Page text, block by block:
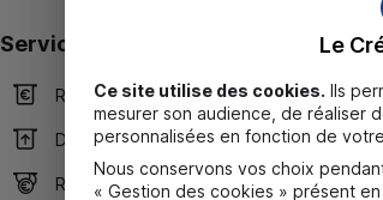
Services
Retrait de billets EUR
Dépôt valorisé de billets EUR
Retrait de rouleaux de monnaie EUR
Le
Ce site utilise des cookies. Ils
mesurer son audience, de réaliser
personnalisées en fonction de
Nous conservons vos choix
« Gestion des cookies » présent